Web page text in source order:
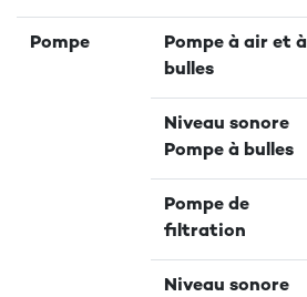
Pompe
Pompe à air et à
bulles
Niveau sonore
Pompe à bulles
Pompe de
filtration
Niveau sonore